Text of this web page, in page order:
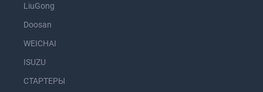
LiuGong
Doosan
WEICHAI
ISUZU
СТАРТЕРЫ